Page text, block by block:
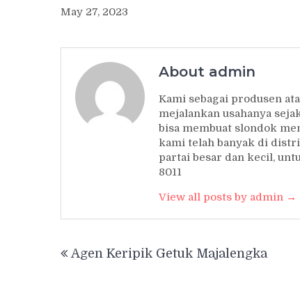
May 27, 2023
About admin
Kami sebagai produsen
mejalankan usahanya
bisa membuat slondok
kami telah banyak di
partai besar dan kecil,
8011
View all posts by admin →
navigation
Agen Keripik Getuk Majalengka